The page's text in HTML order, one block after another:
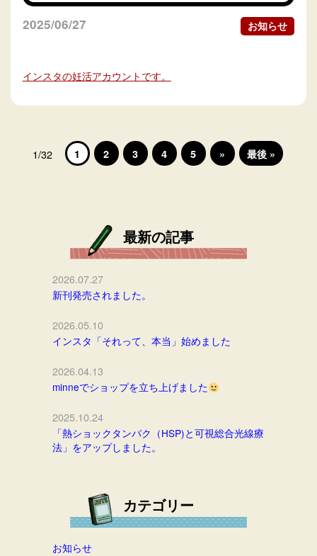
2025/06/27 お知らせ
インスタの妊活アカウントです。
1/32 1 2 3 4 5 » 最後 »
最新の記事
2026.07.27
新刊発売されました。
2026.05.10
インスタ「それって、本当」始めました
2026.04.13
minneでショップを立ち上げました
2025.10.24
「熱ショックタンパク（HSP)と可視総合光線療
法」をアップしました。
カテゴリー
お知らせ